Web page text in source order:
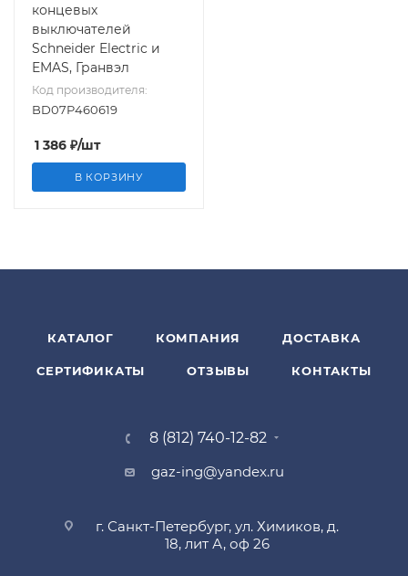
концевых
выключателей
Schneider Electric и
EMAS, Гранвэл
Код производителя:
BD07P460619
1 386 ₽/шт
В КОРЗИНУ
КАТАЛОГ КОМПАНИЯ ДОСТАВКА
СЕРТИФИКАТЫ ОТЗЫВЫ КОНТАКТЫ
8 (812) 740-12-82
gaz-ing@yandex.ru
г. Санкт-Петербург, ул. Химиков, д.
18, лит А, оф 26